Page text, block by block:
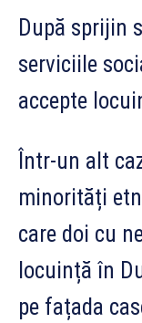
După sprijin
serviciile
accepte
Într-un alt
minorități
care doi cu
locuință în
pe fațada